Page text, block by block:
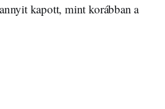
kapott, mint korábban a